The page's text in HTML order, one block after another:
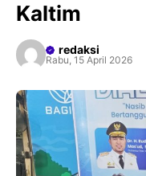
Kaltim
redaksi
Rabu, 15 April 2026